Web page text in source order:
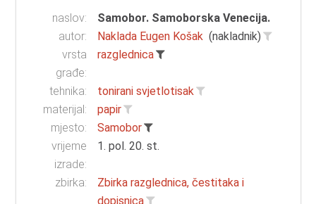
naslov:
Samobor. Samoborska Venecija.
autor:
Naklada Eugen Košak (nakladnik)
vrsta
građe:
razglednica
tehnika:
tonirani svjetlotisak
materijal:
papir
mjesto:
Samobor
vrijeme
izrade:
1. pol. 20. st.
zbirka:
Zbirka razglednica, čestitaka i
dopisnica